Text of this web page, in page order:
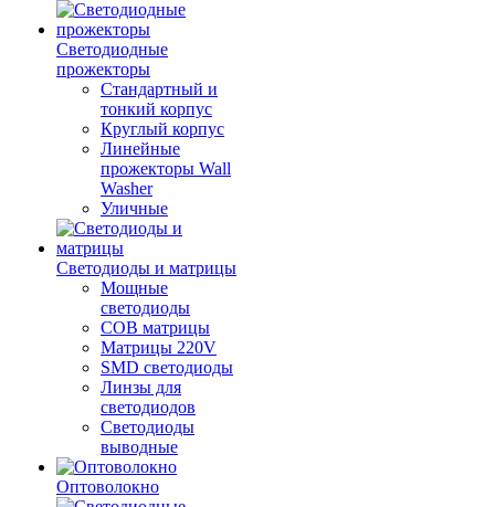
Светодиодные
прожекторы
Стандартный и
тонкий корпус
Круглый корпус
Линейные
прожекторы Wall
Washer
Уличные
Светодиоды и матрицы
Мощные
светодиоды
COB матрицы
Матрицы 220V
SMD светодиоды
Линзы для
светодиодов
Светодиоды
выводные
Оптоволокно